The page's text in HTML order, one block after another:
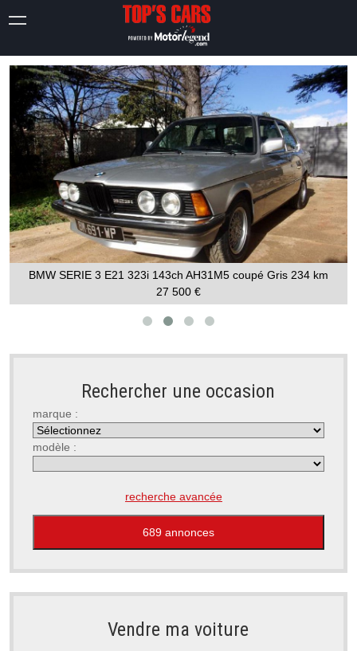
AH31M5 coupé Gris 234 km
AUSTIN HEALEY SPRITE Mk1
Rechercher une occasion
marque :
modèle :
recherche avancée
Vendre ma voiture